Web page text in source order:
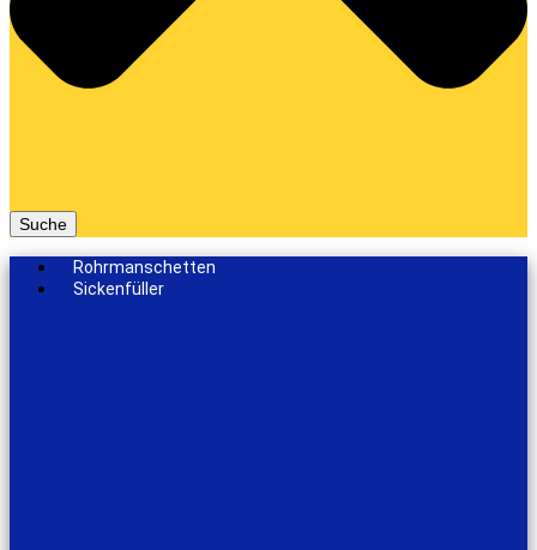
Suche
Rohrmanschetten
Sickenfüller